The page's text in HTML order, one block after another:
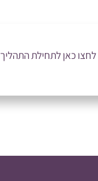
לחצו כאן לתחילת התהליך